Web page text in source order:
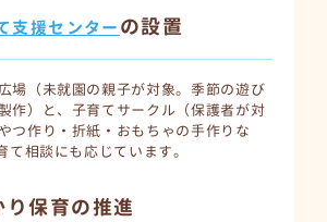
支援センターの設置
場（未就園の親子が対象。季節の遊び
作）と、子育てサークル（保護者が対
つ作り・折紙・おもちゃの手作りな
て相談にも応じています。
保育の推進